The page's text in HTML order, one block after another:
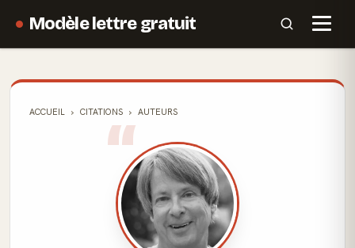
Modèle lettre gratuit
ACCUEIL CITATIONS AUTEURS